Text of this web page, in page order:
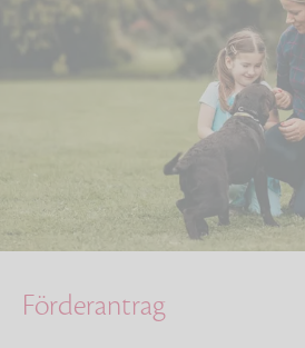
Förderantrag